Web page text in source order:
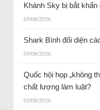
Khánh Sky bị bắt
05/08/2026
Shark Bình đối diện
05/08/2026
Quốc hội họp „không
chất lượng làm luật?
05/08/2026